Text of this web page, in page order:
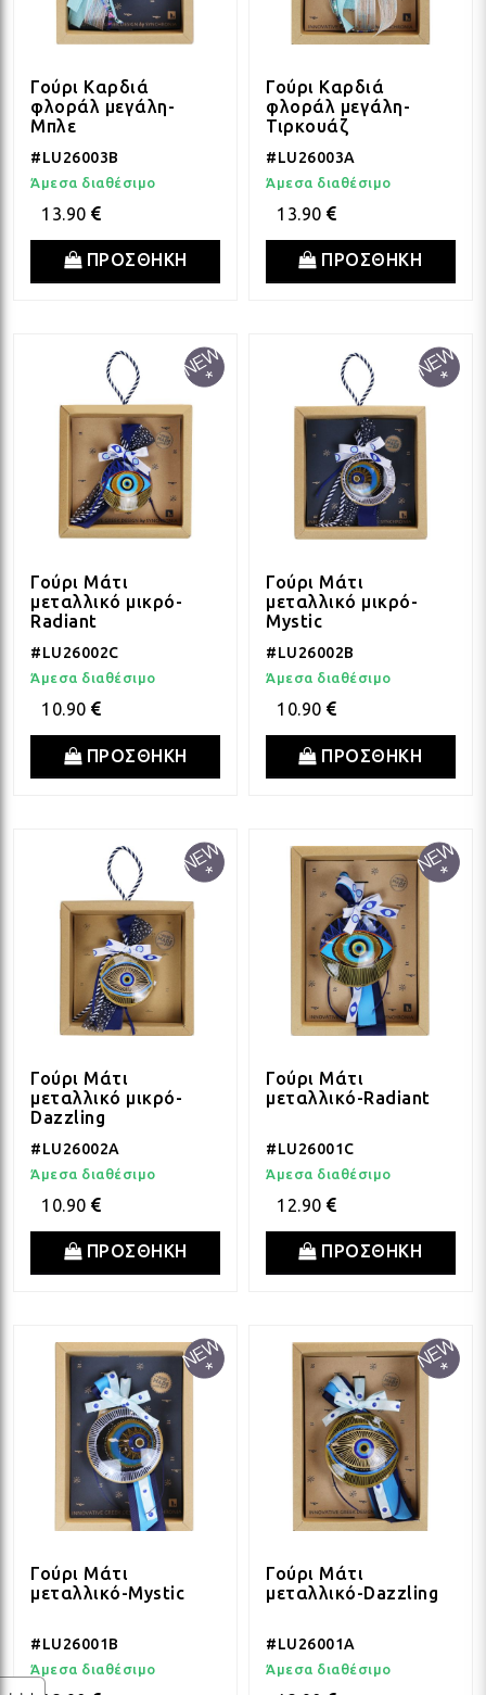
Γούρι Καρδιά
φλοράλ μεγάλη-
Μπλε
#LU26003B
Άμεσα διαθέσιμο
13.90
ΠΡΟΣΘΗΚΗ
Γούρι Καρδιά
φλοράλ μεγάλη-
Τιρκουάζ
#LU26003A
Άμεσα διαθέσιμο
13.90
ΠΡΟΣΘΗΚΗ
Γούρι Μάτι
μεταλλικό μικρό-
Radiant
#LU26002C
Άμεσα διαθέσιμο
10.90
ΠΡΟΣΘΗΚΗ
Γούρι Μάτι
μεταλλικό μικρό-
Mystic
#LU26002B
Άμεσα διαθέσιμο
10.90
ΠΡΟΣΘΗΚΗ
Γούρι Μάτι
μεταλλικό μικρό-
Dazzling
#LU26002A
Άμεσα διαθέσιμο
10.90
ΠΡΟΣΘΗΚΗ
Γούρι Μάτι
μεταλλικό-Radiant
#LU26001C
Άμεσα διαθέσιμο
12.90
ΠΡΟΣΘΗΚΗ
Γούρι Μάτι
μεταλλικό-Mystic
#LU26001B
Άμεσα διαθέσιμο
Γούρι Μάτι
μεταλλικό-Dazzling
#LU26001A
Άμεσα διαθέσιμο